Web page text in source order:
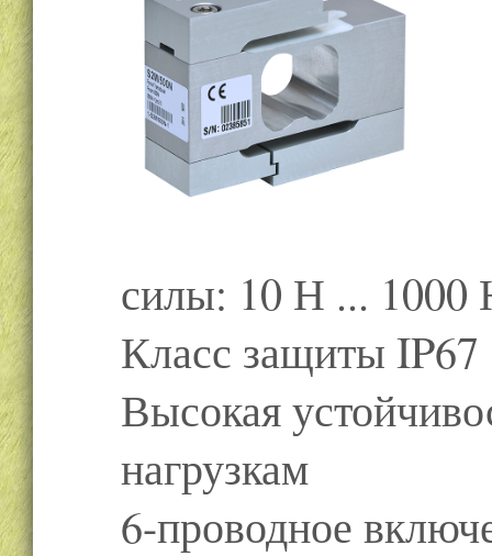
силы: 10 Н ... 1000
Класс защиты IP67
Высокая
нагрузкам
6-проводное